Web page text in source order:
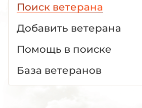
Поиск ветерана
Добавить ветерана
Помощь в поиске
База ветеранов